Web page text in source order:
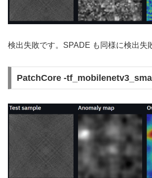
検出失敗です。SPADE も同様に検出失
PatchCore -